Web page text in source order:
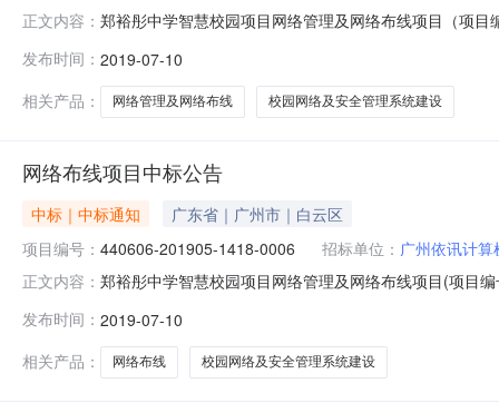
正文内容： 郑裕彤中学智慧校园项目网络管理及网络布线项目（项
年07月10日评审专家名单刘登桃、雷晓平、胡春萍、左
发布时间： 2019-07-10
相关产品：
网络管理及网络布线 校园网络及安全管理系统建设
网络布线项目中标公告
中标｜中标通知
广东省｜广州市｜白云区
项目编号： 440606-201905-1418-0006 招标单位： 广州依讯计
正文内容： 郑裕彤中学智慧校园项目网络管理及网络布线项目(项目
201905-1418-0006二、采购项目名称：郑裕彤中学智慧
发布时间： 2019-07-10
相关产品：
网络布线 校园网络及安全管理系统建设